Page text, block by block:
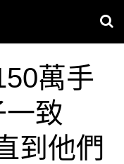
萬手
致
到他們